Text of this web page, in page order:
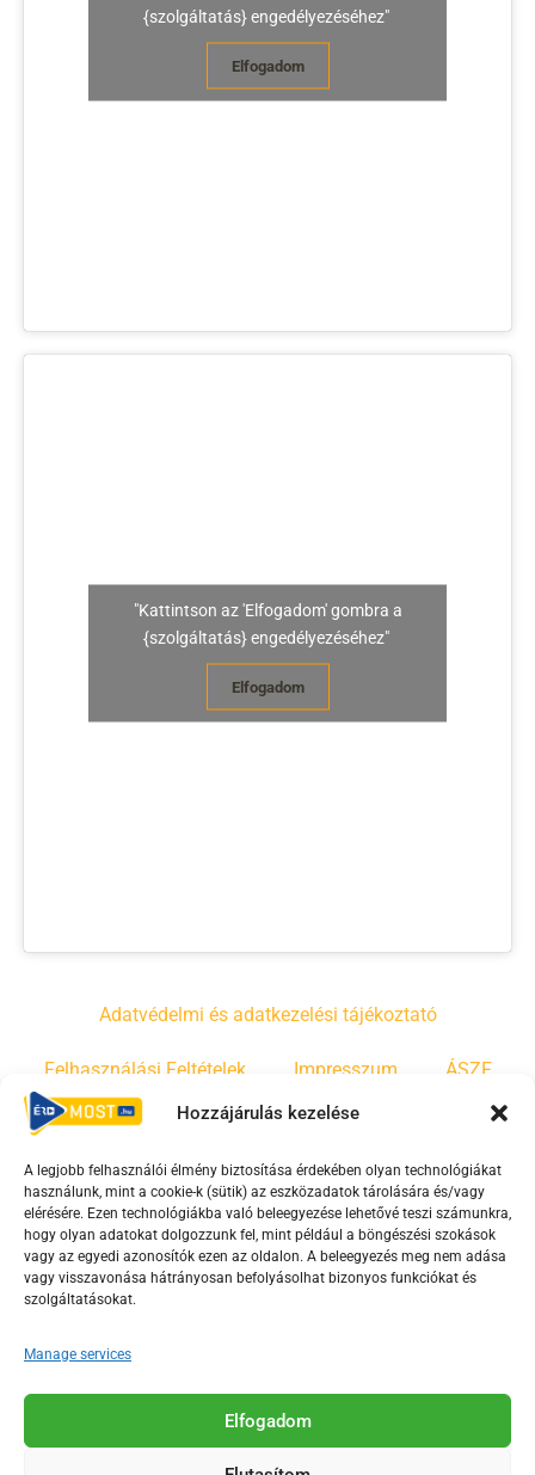
Hozzájárulás kezelése
A legjobb felhasználói élmény biztosítása érdekében olyan technológiákat
használunk, mint a cookie-k (sütik) az eszközadatok tárolására és/vagy
elérésére. Ezen technológiákba való beleegyezése lehetővé teszi számunkra,
hogy olyan adatokat dolgozzunk fel, mint például a böngészési szokások
vagy az egyedi azonosítók ezen az oldalon. A beleegyezés meg nem adása
vagy visszavonása hátrányosan befolyásolhat bizonyos funkciókat és
szolgáltatásokat.
Manage services
Elfogadom
{szolgáltatás} engedélyezéséhez"
Elfogadom
"Kattintson az 'Elfogadom' gombra a
{szolgáltatás} engedélyezéséhez"
Elfogadom
Adatvédelmi és adatkezelési tájékoztató
Felhasználási Feltételek Impresszum ÁSZF
Irányelvek Moderálási szabályzat
F
a
c
e
o
o
-
Y
o
u
t
b
e
s
T
i
k
Az Érd Média médiaszolgáltatási tevékenységét a
Médiatanács a Magyar Média Mecenatúra program